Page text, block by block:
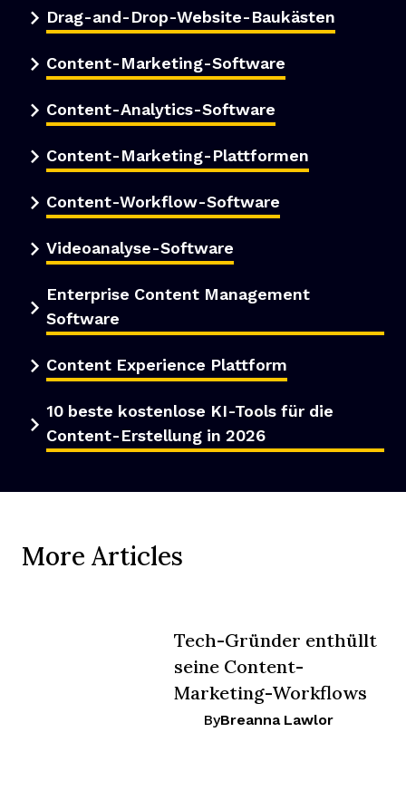
Drag-and-Drop-Website-Baukästen
Content-Marketing-Software
Content-Analytics-Software
Content-Marketing-Plattformen
Content-Workflow-Software
Videoanalyse-Software
Enterprise Content Management
Software
Content Experience Plattform
10 beste kostenlose KI-Tools für die
Content-Erstellung in 2026
More Articles
Tech-Gründer enthüllt
seine Content-
Marketing-Workflows
ByBreanna Lawlor